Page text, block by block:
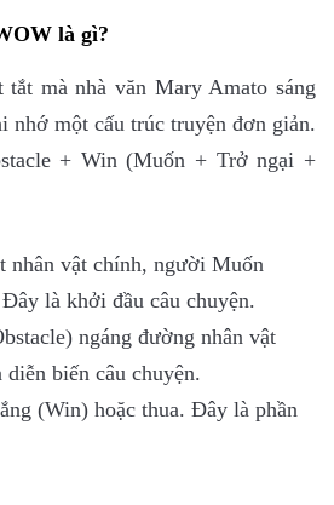
là gì?
mà nhà văn Mary Amato sáng
nhớ một cấu trúc truyện đơn giản.
+ Win (Muốn + Trở ngại +
nhân vật chính, người Muốn
là khởi đầu câu chuyện.
ngáng đường nhân vật
biến câu chuyện.
(Win) hoặc thua. Đây là phần